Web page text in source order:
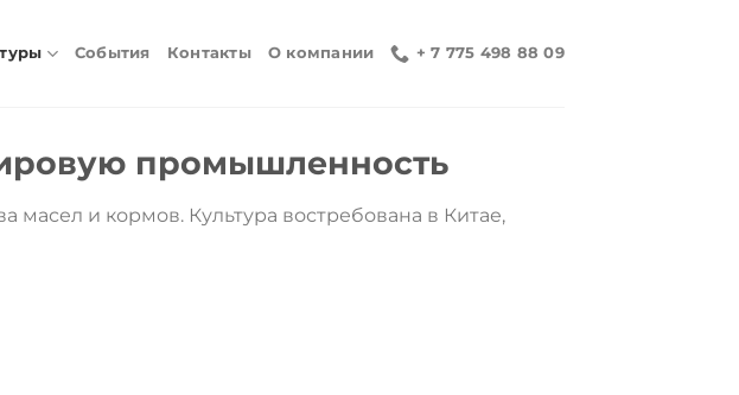
События Контакты О компании + 7 775 498 88 09
промышленность
и кормов. Культура востребована в Китае,